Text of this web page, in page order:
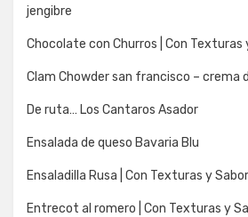
jengibre
Chocolate con Churros | Con Texturas
Clam Chowder san francisco – crema
De ruta… Los Cantaros Asador
Ensalada de queso Bavaria Blu
Ensaladilla Rusa | Con Texturas y
Entrecot al romero | Con Texturas y